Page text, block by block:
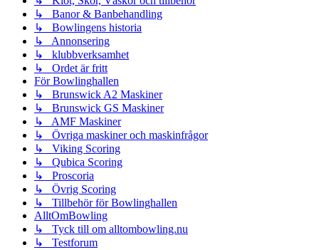
↳ Banor & Banbehandling
↳ Bowlingens historia
↳ Annonsering
↳ klubbverksamhet
↳ Ordet är fritt
För Bowlinghallen
↳ Brunswick A2 Maskiner
↳ Brunswick GS Maskiner
↳ AMF Maskiner
↳ Övriga maskiner och maskinfrågor
↳ Viking Scoring
↳ Qubica Scoring
↳ Proscoria
↳ Övrig Scoring
↳ Tillbehör för Bowlinghallen
AlltOmBowling
↳ Tyck till om alltombowling.nu
↳ Testforum